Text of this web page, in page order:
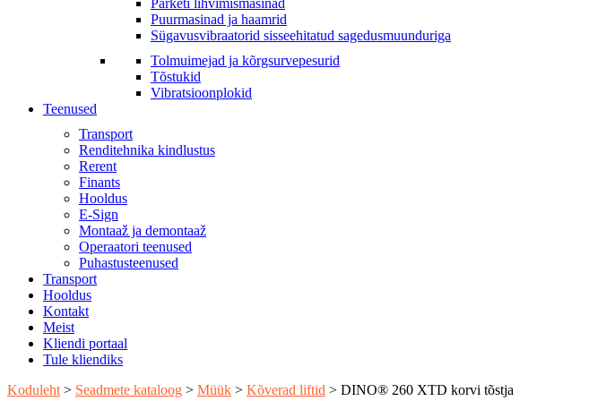
Parketi lihvimismasinad
Puurmasinad ja haamrid
Sügavusvibraatorid sisseehitatud sagedusmuunduriga
Tolmuimejad ja kõrgsurvepesurid
Tõstukid
Vibratsioonplokid
Teenused
Transport
Renditehnika kindlustus
Rerent
Finants
Hooldus
E-Sign
Montaaž ja demontaaž
Operaatori teenused
Puhastusteenused
Transport
Hooldus
Kontakt
Meist
Kliendi portaal
Tule kliendiks
Koduleht > Seadmete kataloog > Müük > Kõverad liftid > DINO® 260 XTD korvi tõstja